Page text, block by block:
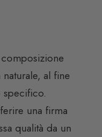
al fine
una firma
qualità da un